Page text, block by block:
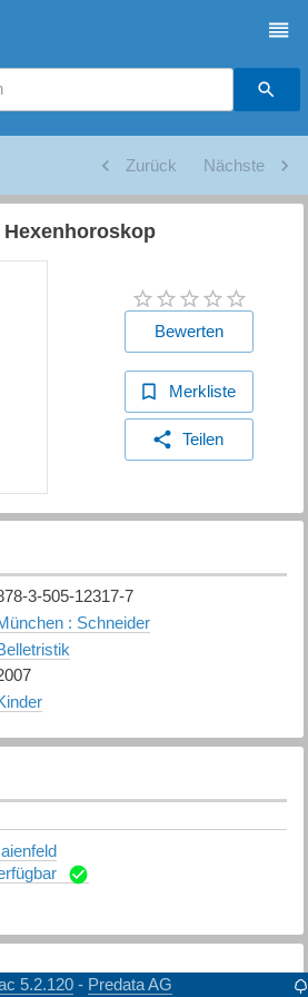
Zurück Nächste
Hexenhoroskop
Bewerten
Merkliste
Teilen
3-505-12317-7
: Schneider
5.2.120 - Predata AG